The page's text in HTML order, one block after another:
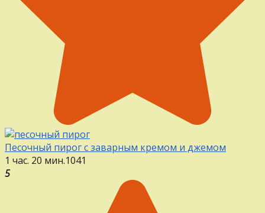
Песочный пирог с заварным кремом и джемом
1 час. 20 мин.1041
5